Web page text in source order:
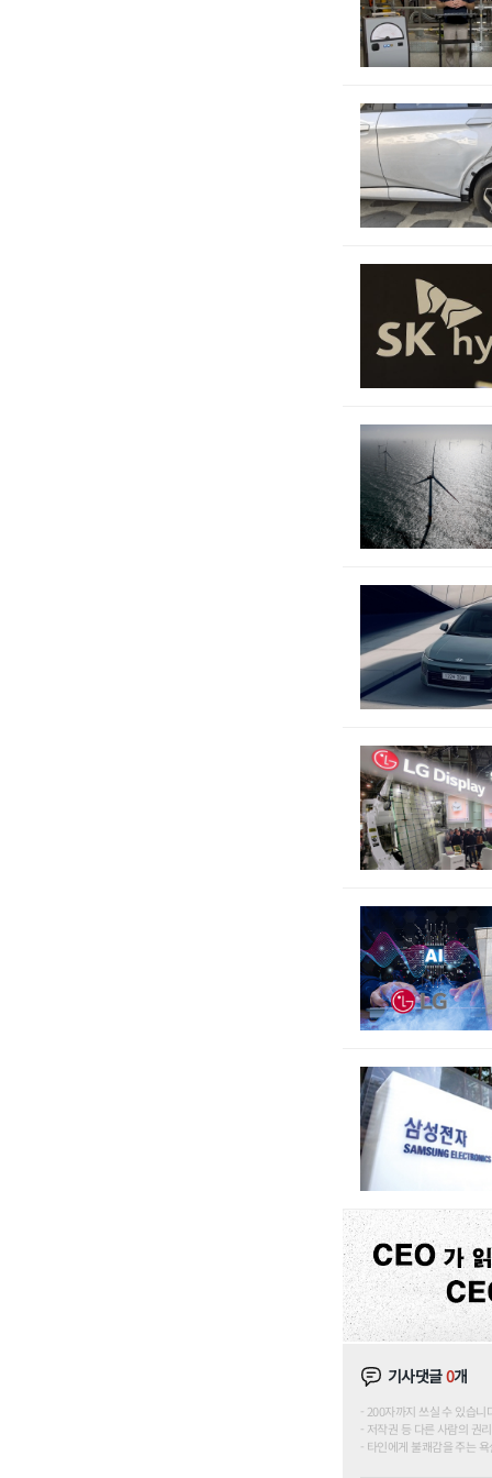
기사댓글0개
200자까지 쓰실 수 있습
저작권 등 다른 사람의 권
타인에게 불쾌감을 주는